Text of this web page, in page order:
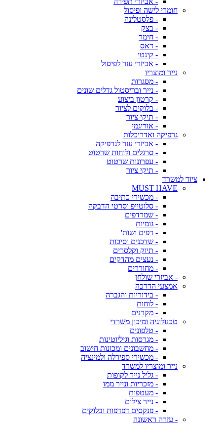
חומרי לישה ופיסול
- פלסטלינה
- בצק
- חימר
- דאס
- קינטי
- אביזרי עזר לפיסול
נייר ומוצריו
- מסגרות
- נייר ובריסטול גדלים שונים
- קרטון ביצוע
- בלוקים לציור
- תיקי ציור
- אוריגמי
גרפיקה ואדריכלות
- אביזרי עזר לגרפיקה
- סרגלים ולוחות שרטוט
- עפרונות שרטוט
- תיקי ציור
ציוד למשרד
MUST HAVE
- מכשירי כתיבה
- סלוטייפ וסרטי הדבקה
- שמרדפים
- גומיות
- דפים ושות'
- שדכנים וסיכות
- תיוק וקלסרים
- נעצים מהדקים
- מחוררים
- אביזרי שולחן
אמצעי הדרכה
- בידוריות והגברה
- לוחות
- מקרנים
טכנולוגיה ומיכון משרדי
- טלפונים
- מגרסות וגיליוטינות
- מחשבונים ומכונות חישוב
- מכשירי ספירלה ולמינציה
נייר ומוצריו למשרד
- גליל נייר לקופות
- מזכריות ונייר ממו
- מעטפות
- נייר צילום
- פנקסים דפדפות ובלוקים
- עזרה ראשונה